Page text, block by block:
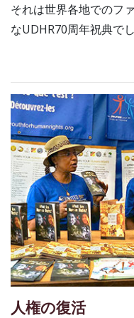
それは世界各地でのフ
なUDHR70周年祝典でし
人権の復活